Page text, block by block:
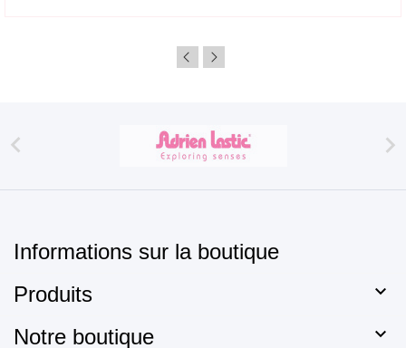
 
Informations sur la boutique
Produits

Notre boutique 